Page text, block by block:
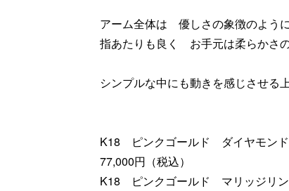
アーム全体は 優しさの象徴のよう
指あたりも良く お手元は柔らかさ
シンプルな中にも動きを感じさせる
K18 ピンクゴールド ダイヤモンド
77,000円（税込）
K18 ピンクゴールド マリッジリ